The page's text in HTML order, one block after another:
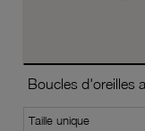
Taille unique